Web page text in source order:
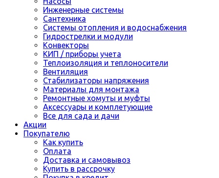
Инженерные системы
Сантехника
Системы отопления и водоснабжения
Гидрострелки и модули
Конвекторы
КИП / приборы учета
Теплоизоляция и теплоносители
Вентиляция
Стабилизаторы напряжения
Материалы для монтажа
Ремонтные хомуты и муфты
Аксессуары и комплетующие
Все для сада и дачи
Акции
Покупателю
Как купить
Оплата
Доставка и самовывоз
Купить в рассрочку